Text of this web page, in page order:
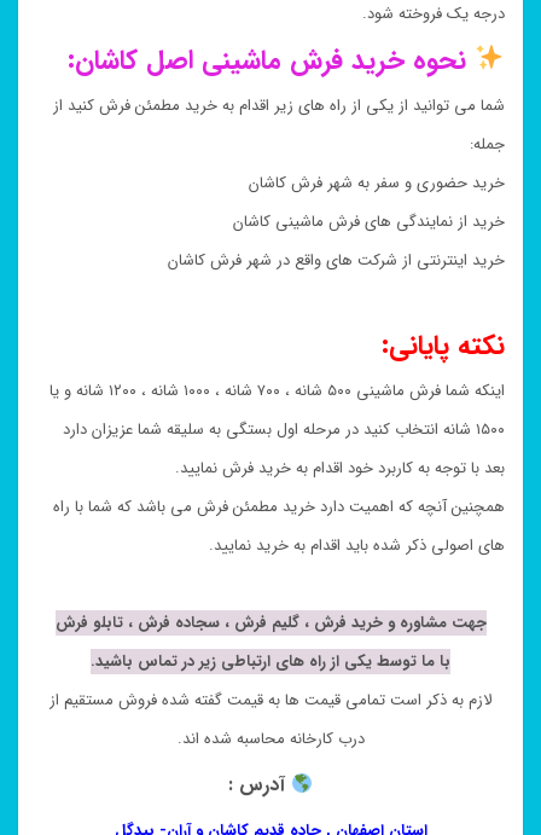
درجه یک فروخته شود.
نحوه خرید فرش ماشینی اصل کاشان:
شما می توانید از یکی از راه های زیر اقدام به خرید مطمئن فرش کنید از
جمله:
خرید حضوری و سفر به شهر فرش کاشان
خرید از نمایندگی های فرش ماشینی کاشان
خرید اینترنتی از شرکت های واقع در شهر فرش کاشان
نکته پایانی:
اینکه شما فرش ماشینی ۵۰۰ شانه ، ۷۰۰ شانه ، ۱۰۰۰ شانه ، ۱۲۰۰ شانه و یا
۱۵۰۰ شانه انتخاب کنید در مرحله اول بستگی به سلیقه شما عزیزان دارد
بعد با توجه به کاربرد خود اقدام به خرید فرش نمایید.
همچنین آنچه که اهمیت دارد خرید مطمئن فرش می باشد که شما با راه
های اصولی ذکر شده باید اقدام به خرید نمایید.
جهت مشاوره و خرید فرش ، گلیم فرش ، سجاده فرش ، تابلو فرش
با ما توسط یکی از راه های ارتباطی زیر در تماس باشید.
لازم به ذکر است تمامی قیمت ها به قیمت گفته شده فروش مستقیم از
درب کارخانه محاسبه شده اند.
آدرس :